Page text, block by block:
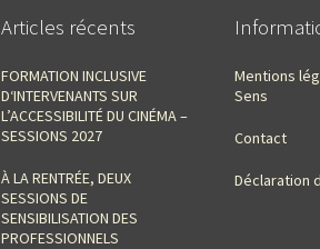
Articles récents
FORMATION INCLUSIVE
D‘INTERVENANTS SUR
L’ACCESSIBILITÉ DU CINÉMA –
SESSIONS 2027
À LA RENTRÉE, DEUX
SESSIONS DE
SENSIBILISATION DES
PROFESSIONNELS
Mentions
Sens
Contact
Déclaration